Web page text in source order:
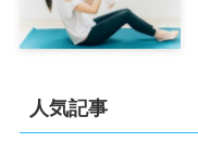
人気記事